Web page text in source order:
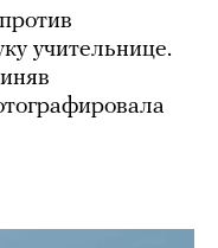
учительнице.